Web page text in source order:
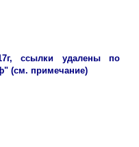
ссылки удалены по
(см. примечание)